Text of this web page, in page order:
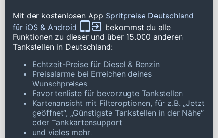
Mit der kostenlosen App Spritpreise Deutschland
für iOS & Android
bekommst du alle
Funktionen zu dieser und über 15.000 anderen
Tankstellen in Deutschland:
Echtzeit-Preise für Diesel & Benzin
Preisalarme bei Erreichen deines
Wunschpreises
Favoritenliste für bevorzugte Tankstellen
Kartenansicht mit Filteroptionen, für z.B. „Jetzt
geöffnet“, „Günstigste Tankstellen in der Nähe“
oder Tankkartensupport
und vieles mehr!